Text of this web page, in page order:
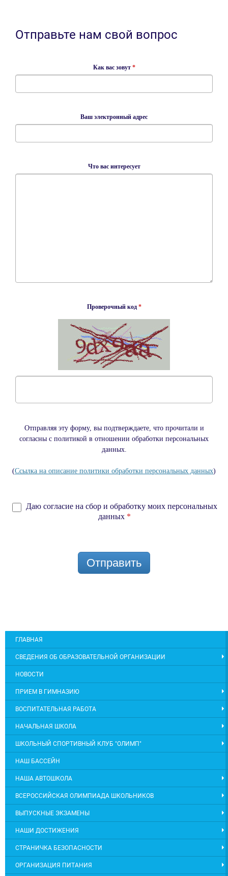
Отправьте нам свой вопрос
Как вас зовут *
Ваш электронный адрес
Что вас интересует
Проверочный код *
Отправляя эту форму, вы подтверждаете, что прочитали и
согласны с политикой в отношении обработки персональных
данных.
(Ссылка на описание политики обработки персональных данных)
Даю согласие на сбор и обработку моих персональных
данных *
Отправить
ГЛАВНАЯ
СВЕДЕНИЯ ОБ ОБРАЗОВАТЕЛЬНОЙ ОРГАНИЗАЦИИ
НОВОСТИ
ПРИЕМ В ГИМНАЗИЮ
ВОСПИТАТЕЛЬНАЯ РАБОТА
НАЧАЛЬНАЯ ШКОЛА
ШКОЛЬНЫЙ СПОРТИВНЫЙ КЛУБ "ОЛИМП"
НАШ БАССЕЙН
НАША АВТОШКОЛА
ВСЕРОССИЙСКАЯ ОЛИМПИАДА ШКОЛЬНИКОВ
ВЫПУСКНЫЕ ЭКЗАМЕНЫ
НАШИ ДОСТИЖЕНИЯ
СТРАНИЧКА БЕЗОПАСНОСТИ
ОРГАНИЗАЦИЯ ПИТАНИЯ